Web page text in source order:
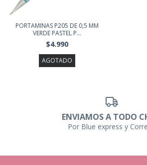
PORTAMINAS P205 DE 0,5 MM
VERDE PASTEL P...
$4.990
AGOTADO
ENVIAMOS A TODO
Por Blue express y